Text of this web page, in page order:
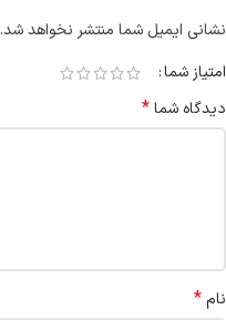
نشانی ایمیل شما منتشر نخواهد شد.
امتیاز شما
دیدگاه شما*
نام*